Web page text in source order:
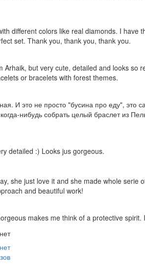
different colors like real diamonds. I have
set. Thank you, thank you, thank you.
but very cute, detailed and looks so
or bracelets with forest themes.
И это не просто "бусина про еду", это
нибудь собрать целый браслет из
detailed :) Looks jus gorgeous.
she just love it and she made whole serie
and beautiful work!
makes me think of a protective spirit.